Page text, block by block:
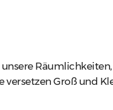
Groß und